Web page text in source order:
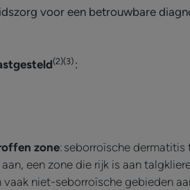
voor een betrouwbare
(2)(3):
zone: seborroïsche
een zone die rijk is aan
vaak niet-seborroïsche gebieden